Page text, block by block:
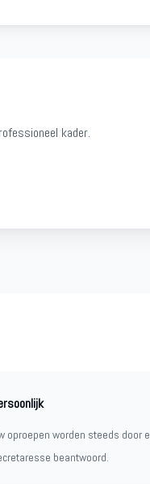
kader.
oproepen worden steeds door
beantwoord.